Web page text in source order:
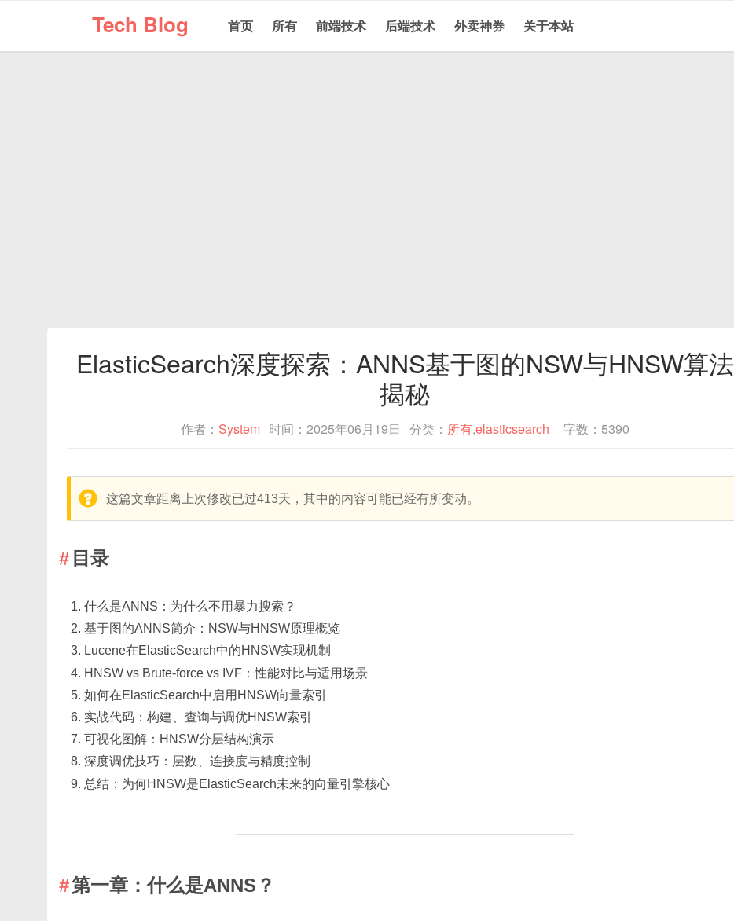
Tech Blog 首页 所有 前端技术 后端技术 外卖神券 关于本站
ElasticSearch深度探索：ANNS基于图的NSW与HNSW算法
揭秘
作者： System 时间：2025年06月19日 分类： 所有,elasticsearch 字数：5390
warning:
这篇文章距离上次修改已过413天，其中的内容可能已经有所变动。
目录
什么是ANNS：为什么不用暴力搜索？
基于图的ANNS简介：NSW与HNSW原理概览
Lucene在ElasticSearch中的HNSW实现机制
HNSW vs Brute-force vs IVF：性能对比与适用场景
如何在ElasticSearch中启用HNSW向量索引
实战代码：构建、查询与调优HNSW索引
可视化图解：HNSW分层结构演示
深度调优技巧：层数、连接度与精度控制
总结：为何HNSW是ElasticSearch未来的向量引擎核心
第一章：什么是ANNS？